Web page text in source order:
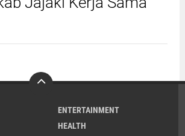
ENTERTAINMENT
HEALTH